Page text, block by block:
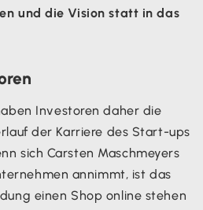
und die Vision statt in das
Investoren daher die
der Karriere des Start-ups
sich Carsten Maschmeyers
annimmt, ist das
einen Shop online stehen